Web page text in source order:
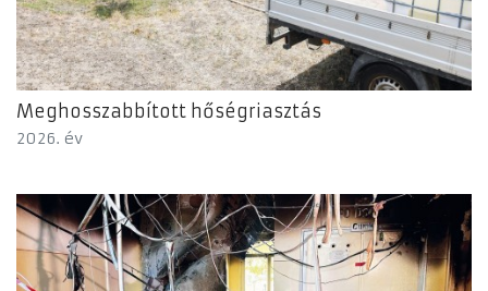
Meghosszabbított hőségriasztás
2026. év